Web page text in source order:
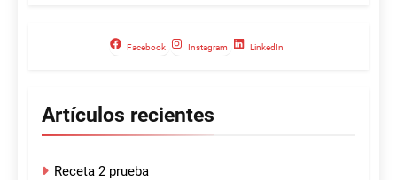
Facebook Instagram LinkedIn
Artículos recientes
Receta 2 prueba